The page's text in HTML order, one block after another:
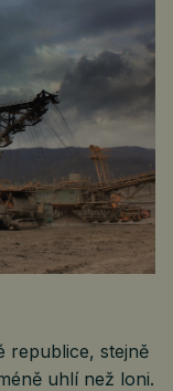
republice, stejně
uhlí než loni.